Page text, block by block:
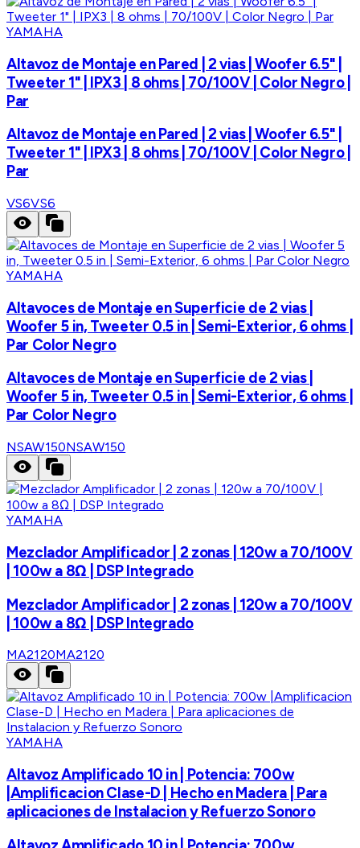
YAMAHA
Altavoz de Montaje en Pared | 2 vias | Woofer 6.5" |
Tweeter 1" | IPX3 | 8 ohms | 70/100V | Color Negro |
Par
Altavoz de Montaje en Pared | 2 vias | Woofer 6.5" |
Tweeter 1" | IPX3 | 8 ohms | 70/100V | Color Negro |
Par
VS6VS6
YAMAHA
Altavoces de Montaje en Superficie de 2 vias |
Woofer 5 in, Tweeter 0.5 in | Semi-Exterior, 6 ohms |
Par Color Negro
Altavoces de Montaje en Superficie de 2 vias |
Woofer 5 in, Tweeter 0.5 in | Semi-Exterior, 6 ohms |
Par Color Negro
NSAW150NSAW150
YAMAHA
Mezclador Amplificador | 2 zonas | 120w a 70/100V
| 100w a 8Ω | DSP Integrado
Mezclador Amplificador | 2 zonas | 120w a 70/100V
| 100w a 8Ω | DSP Integrado
MA2120MA2120
YAMAHA
Altavoz Amplificado 10 in | Potencia: 700w
|Amplificacion Clase-D | Hecho en Madera | Para
aplicaciones de Instalacion y Refuerzo Sonoro